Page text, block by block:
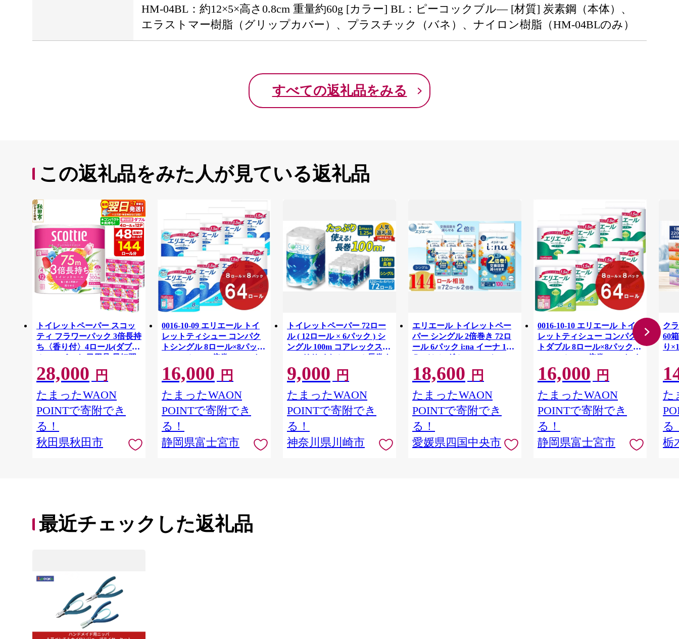
HM-04BL：約12×5×高さ0.8cm 重量約60g [カラー] BL：ピーコックブル― [材質] 炭素鋼（本体）、
エラストマー樹脂（グリップカバー）、プラスチック（バネ）、ナイロン樹脂（HM-04BLのみ）
すべての返礼品をみる
この返礼品をみた人が見ている返礼品
トイレットペーパー スコッ
ティ フラワーパック 3倍長持
ち〈香り付〉4ロール(ダブ
ル)×12パック 日用品 最短翌
日発送 [スコッティ フラワー
パック トイレットペーパー
日本製紙クレシア] 秋田県秋
田市
28,000 円
たまったWAON
POINTで寄附でき
る！
秋田県秋田市
0016-10-09 エリエール トイ
レットティシュー コンパク
トシングル 8ロール×8パック
64ロール 1.5倍巻 82.5m ト
イレットペーパー シングル
パルプ100％ 香りつき 日用品
消耗品 備蓄
16,000 円
たまったWAON
POINTで寄附でき
る！
静岡県富士宮市
トイレットペーパー 72ロー
ル ( 12ロール × 6パック ) シ
ングル 100m コアレックス
FSCリサイクルロール長巻タ
イプ 再生紙 100％ 日用品 消
耗品 防災 備蓄 トイレットペ
ーパー トイレ 神奈川県 川崎
市 トイレットペーパー 新生
活 生活雑貨 生活用品 といれ
っとぺーぱー 長持ち 長巻き
まとめ 非常 便利 サステナブ
ル エコ トイレットペーパー
9,000 円
たまったWAON
POINTで寄附でき
る！
神奈川県川崎市
エリエール トイレットペー
パー シングル 2倍巻き 72ロ
ール 6パック i:na イーナ 12
Ｒ （シングル・100ｍ） × 6
パック 日用品 消耗品 新生活
備蓄 防災 愛媛県 四国中央市
18,600 円
たまったWAON
POINTで寄附でき
る！
愛媛県四国中央市
0016-10-10 エリエール トイ
レットティシュー コンパク
トダブル 8ロール×8パック
64ロール 1.5倍巻 45m トイ
レットペーパー ダブル パル
プ100％ 香りつき 日用品 消
耗品 備蓄
16,000 円
たまったWAON
POINTで寄附でき
る！
静岡県富士宮市
ク
60
り
た
る
栃
最近チェックした返礼品